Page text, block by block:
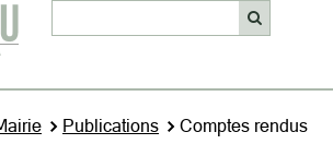
Publications
Comptes rendus